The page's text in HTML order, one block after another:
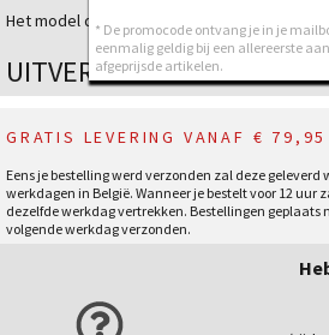
✔ Ronde hals en lange mouwen
✔ Gedetailleerde print en verfijnde
✔ Gemaakt van stevige en comfortabele
✔ Duurzaam en ademend voor optimaal
Katoen
100 %
Het model draagt een large.
UITVERKOCHT
GRATIS LEVERING VANAF €
Eens je bestelling werd verzonden zal deze geleverd
werkdagen in België. Wanneer je bestelt voor 12 uur
dezelfde werkdag vertrekken. Bestellingen geplaats
volgende werkdag verzonden.
* De promocode ontvang je in je
eenmalig geldig bij een allereerste
afgeprijsde artikelen.